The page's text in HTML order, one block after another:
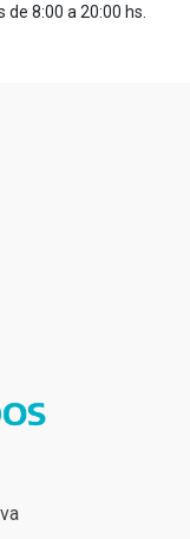
8:00 a 20:00 hs.